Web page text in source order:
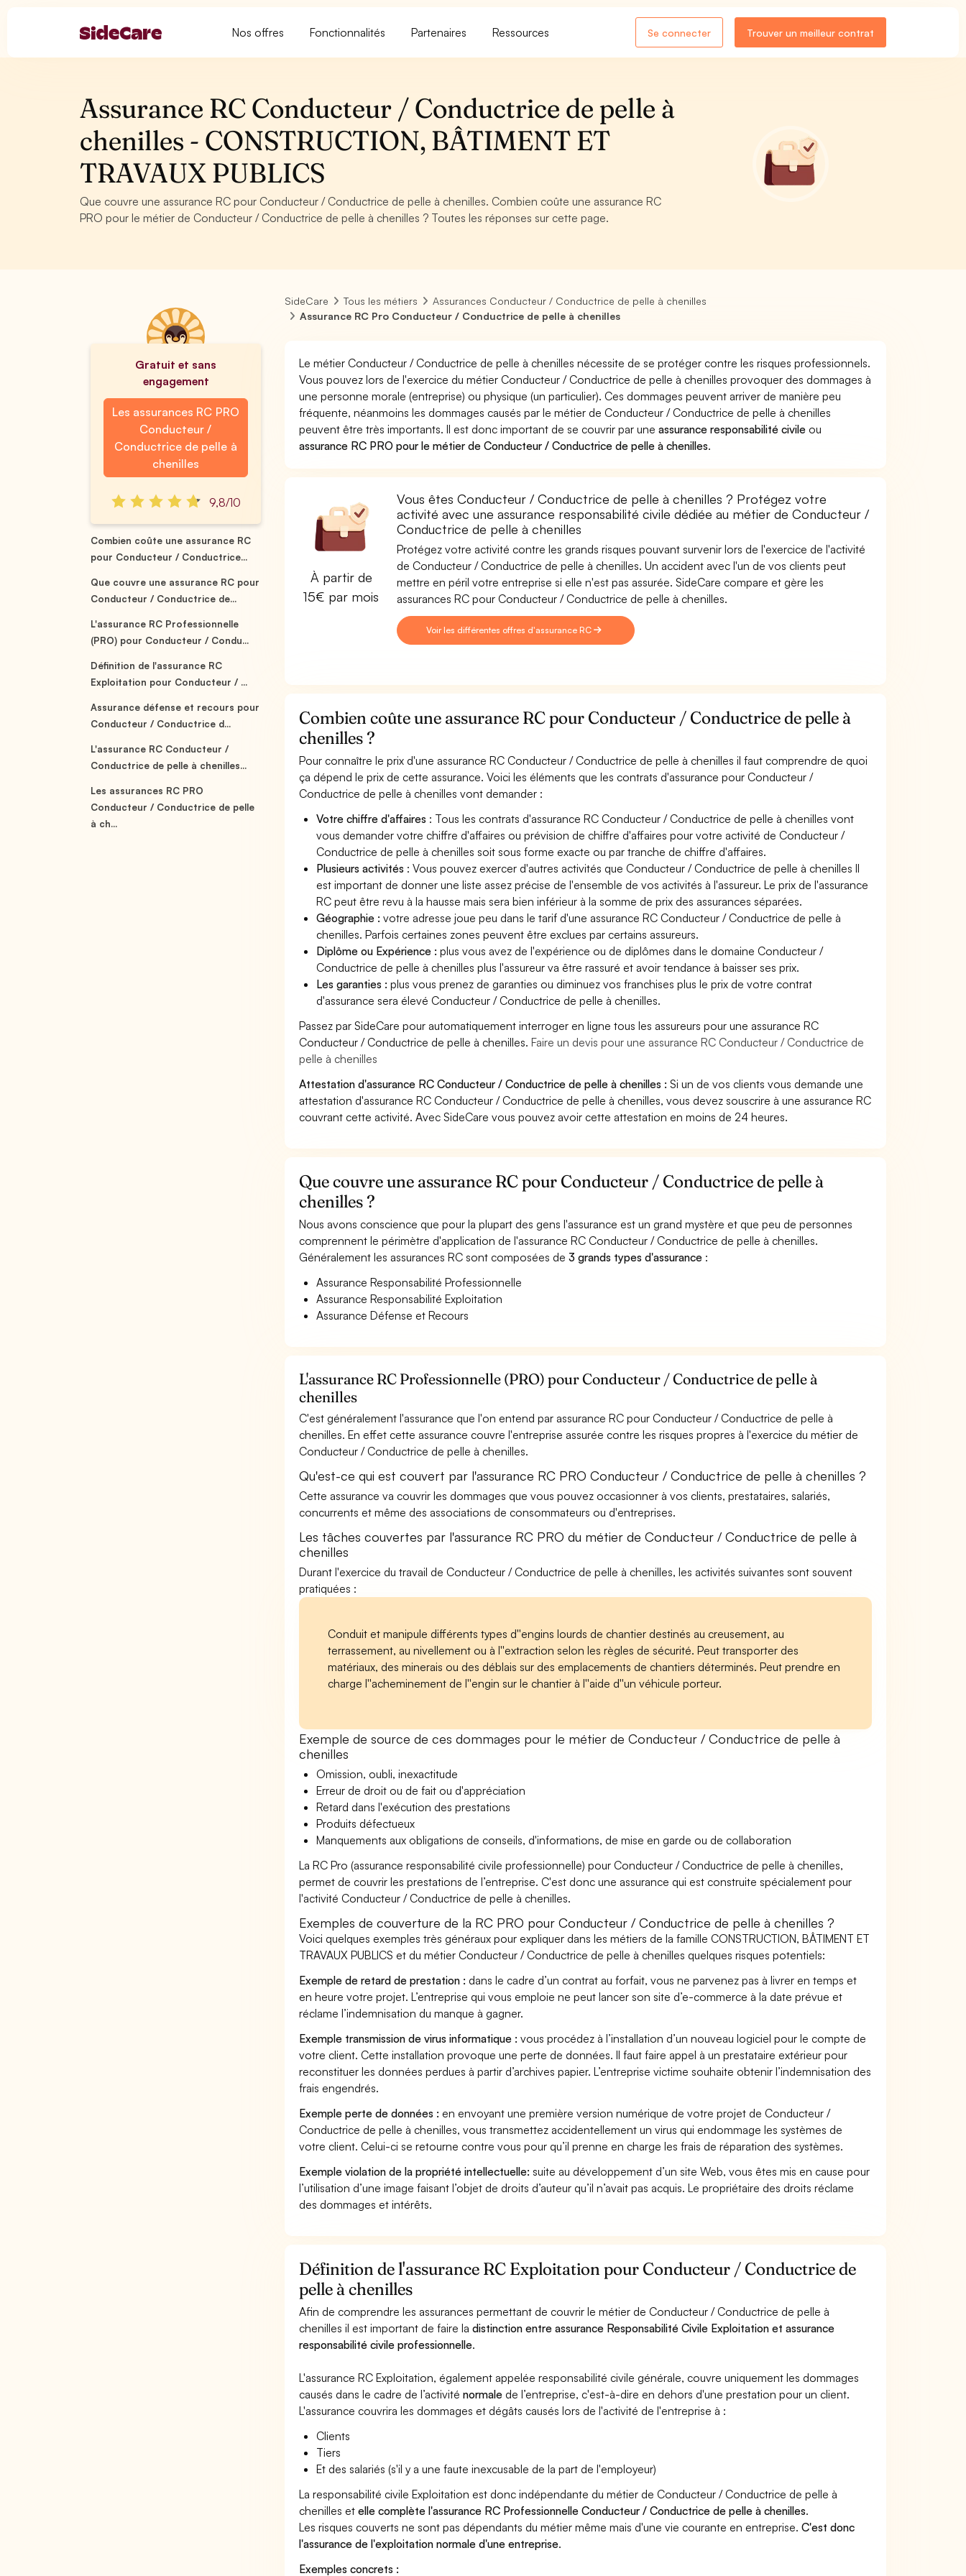
Nos offres Fonctionnalités Partenaires Ressources Se connecter Trouver un meilleur contrat
Assurance RC Conducteur / Conductrice de pelle à
chenilles - CONSTRUCTION, BÂTIMENT ET
TRAVAUX PUBLICS
Que couvre une assurance RC pour Conducteur / Conductrice de pelle à chenilles. Combien coûte une assurance RC
PRO pour le métier de Conducteur / Conductrice de pelle à chenilles ? Toutes les réponses sur cette page.
Gratuit et sans
engagement
Les assurances RC PRO
Conducteur /
Conductrice de pelle à
chenilles
9,8/10
Combien coûte une assurance RC
pour Conducteur / Conductrice...
Que couvre une assurance RC pour
Conducteur / Conductrice de...
L'assurance RC Professionnelle
(PRO) pour Conducteur / Condu...
Définition de l'assurance RC
Exploitation pour Conducteur / ...
Assurance défense et recours pour
Conducteur / Conductrice d...
L'assurance RC Conducteur /
Conductrice de pelle à chenilles...
Les assurances RC PRO
Conducteur / Conductrice de pelle
à ch...
SideCare Tous les métiers
Assurances Conducteur / Conductrice de pelle à chenilles
Assurance RC Pro Conducteur / Conductrice de pelle à chenilles
Le métier Conducteur / Conductrice de pelle à chenilles nécessite de se protéger contre les risques professionnels.
Vous pouvez lors de l'exercice du métier Conducteur / Conductrice de pelle à chenilles provoquer des dommages à
une personne morale (entreprise) ou physique (un particulier). Ces dommages peuvent arriver de manière peu
fréquente, néanmoins les dommages causés par le métier de Conducteur / Conductrice de pelle à chenilles
peuvent être très importants. Il est donc important de se couvrir par uneassurance responsabilité civile ou
assurance RC PRO pour le métier de Conducteur / Conductrice de pelle à chenilles.
À partir de
15€ par mois
Vous êtes Conducteur / Conductrice de pelle à chenilles ? Protégez votre
activité avec une assurance responsabilité civile dédiée au métier de Conducteur /
Conductrice de pelle à chenilles
Protégez votre activité contre les grands risques pouvant survenir lors de l'exercice de l'activité
de Conducteur / Conductrice de pelle à chenilles. Un accident avec l'un de vos clients peut
mettre en péril votre entreprise si elle n'est pas assurée. SideCare compare et gère les
assurances RC pour Conducteur / Conductrice de pelle à chenilles.
Voir les différentes offres d'assurance RC
Combien coûte une assurance RC pour Conducteur / Conductrice de pelle à
chenilles ?
Pour connaître le prix d'une assurance RC Conducteur / Conductrice de pelle à chenilles il faut comprendre de quoi
ça dépend le prix de cette assurance. Voici les éléments que les contrats d'assurance pour Conducteur /
Conductrice de pelle à chenilles vont demander :
Votre chiffre d'affaires : Tous les contrats d'assurance RC Conducteur / Conductrice de pelle à chenilles vont
vous demander votre chiffre d'affaires ou prévision de chiffre d'affaires pour votre activité de Conducteur /
Conductrice de pelle à chenilles soit sous forme exacte ou par tranche de chiffre d'affaires.
Plusieurs activités : Vous pouvez exercer d'autres activités que Conducteur / Conductrice de pelle à chenilles Il
est important de donner une liste assez précise de l'ensemble de vos activités à l'assureur. Le prix de l'assurance
RC peut être revu à la hausse mais sera bien inférieur à la somme de prix des assurances séparées.
Géographie :votre adresse joue peu dans le tarif d'une assurance RC Conducteur / Conductrice de pelle à
chenilles. Parfois certaines zones peuvent être exclues par certains assureurs.
Diplôme ou Expérience :plus vous avez de l'expérience ou de diplômes dans le domaine Conducteur /
Conductrice de pelle à chenilles plus l'assureur va être rassuré et avoir tendance à baisser ses prix.
Les garanties :plus vous prenez de garanties ou diminuez vos franchises plus le prix de votre contrat
d'assurance sera élevé Conducteur / Conductrice de pelle à chenilles.
Passez par SideCare pour automatiquement interroger en ligne tous les assureurs pour une assurance RC
Conducteur / Conductrice de pelle à chenilles.Faire un devis pour une assurance RC Conducteur / Conductrice de
pelle à chenilles
Attestation d'assurance RC Conducteur / Conductrice de pelle à chenilles : Si un de vos clients vous demande une
attestation d'assurance RC Conducteur / Conductrice de pelle à chenilles, vous devez souscrire à une assurance RC
couvrant cette activité. Avec SideCare vous pouvez avoir cette attestation en moins de 24 heures.
Que couvre une assurance RC pour Conducteur / Conductrice de pelle à
chenilles ?
Nous avons conscience que pour la plupart des gens l'assurance est un grand mystère et que peu de personnes
comprennent le périmètre d'application de l'assurance RC Conducteur / Conductrice de pelle à chenilles.
Généralement les assurances RC sont composées de3 grands types d'assurance :
Assurance Responsabilité Professionnelle
Assurance Responsabilité Exploitation
Assurance Défense et Recours
L'assurance RC Professionnelle (PRO) pour Conducteur / Conductrice de pelle à
chenilles
C'est généralement l'assurance que l'on entend par assurance RC pour Conducteur / Conductrice de pelle à
chenilles. En effet cette assurance couvre l'entreprise assurée contre les risques propres à l'exercice du métier de
Conducteur / Conductrice de pelle à chenilles.
Qu'est-ce qui est couvert par l'assurance RC PRO Conducteur / Conductrice de pelle à chenilles ?
Cette assurance va couvrir les dommages que vous pouvez occasionner à vos clients, prestataires, salariés,
concurrents et même des associations de consommateurs ou d'entreprises.
Les tâches couvertes par l'assurance RC PRO du métier de Conducteur / Conductrice de pelle à
chenilles
Durant l'exercice du travail de Conducteur / Conductrice de pelle à chenilles, les activités suivantes sont souvent
pratiquées :
Conduit et manipule différents types d''engins lourds de chantier destinés au creusement, au
terrassement, au nivellement ou à l''extraction selon les règles de sécurité. Peut transporter des
matériaux, des minerais ou des déblais sur des emplacements de chantiers déterminés. Peut prendre en
charge l''acheminement de l''engin sur le chantier à l''aide d''un véhicule porteur.
Exemple de source de ces dommages pour le métier de Conducteur / Conductrice de pelle à
chenilles
Omission, oubli, inexactitude
Erreur de droit ou de fait ou d'appréciation
Retard dans l'exécution des prestations
Produits défectueux
Manquements aux obligations de conseils, d'informations, de mise en garde ou de collaboration
La RC Pro (assurance responsabilité civile professionnelle) pour Conducteur / Conductrice de pelle à chenilles,
permet de couvrir les prestations de l’entreprise. C'est donc une assurance qui est construite spécialement pour
l'activité Conducteur / Conductrice de pelle à chenilles.
Exemples de couverture de la RC PRO pour Conducteur / Conductrice de pelle à chenilles ?
Voici quelques exemples très généraux pour expliquer dans les métiers de la famille CONSTRUCTION, BÂTIMENT ET
TRAVAUX PUBLICS et du métier Conducteur / Conductrice de pelle à chenilles quelques risques potentiels:
Exemple de retard de prestation : dans le cadre d’un contrat au forfait, vous ne parvenez pas à livrer en temps et
en heure votre projet. L’entreprise qui vous emploie ne peut lancer son site d’e-commerce à la date prévue et
réclame l’indemnisation du manque à gagner.
Exemple transmission de virus informatique : vous procédez à l’installation d’un nouveau logiciel pour le compte de
votre client. Cette installation provoque une perte de données. Il faut faire appel à un prestataire extérieur pour
reconstituer les données perdues à partir d’archives papier. L’entreprise victime souhaite obtenir l’indemnisation des
frais engendrés.
Exemple perte de données : en envoyant une première version numérique de votre projet de Conducteur /
Conductrice de pelle à chenilles, vous transmettez accidentellement un virus qui endommage les systèmes de
votre client. Celui-ci se retourne contre vous pour qu’il prenne en charge les frais de réparation des systèmes.
Exemple violation de la propriété intellectuelle: suite au développement d’un site Web, vous êtes mis en cause pour
l’utilisation d’une image faisant l’objet de droits d’auteur qu’il n’avait pas acquis. Le propriétaire des droits réclame
des dommages et intérêts.
Définition de l'assurance RC Exploitation pour Conducteur / Conductrice de
pelle à chenilles
Afin de comprendre les assurances permettant de couvrir le métier de Conducteur / Conductrice de pelle à
chenilles il est important de faire ladistinction entre assurance Responsabilité Civile Exploitation et assurance
responsabilité civile professionnelle.
L'assurance RC Exploitation, également appelée responsabilité civile générale, couvre uniquement les dommages
causés dans le cadre de l’activiténormale de l’entreprise, c'est-à-dire en dehors d'une prestation pour un client.
L'assurance couvrira les dommages et dégâts causés lors de l'activité de l'entreprise à :
Clients
Tiers
Et des salariés (s'il y a une faute inexcusable de la part de l'employeur)
La responsabilité civile Exploitation est donc indépendante du métier de Conducteur / Conductrice de pelle à
chenilles etelle complète l'assurance RC Professionnelle Conducteur / Conductrice de pelle à chenilles.
Les risques couverts ne sont pas dépendants du métier même mais d'une vie courante en entreprise.C'est donc
l'assurance de l'exploitation normale d'une entreprise.
Exemples concrets :